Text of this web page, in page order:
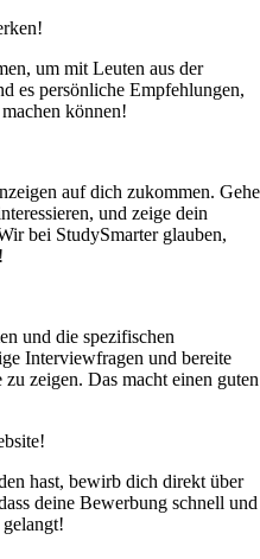
um mit Leuten aus der
es persönliche Empfehlungen,
können!
auf dich zukommen. Gehe
und zeige dein
bei StudySmarter glauben,
und die spezifischen
Interviewfragen und bereite
zeigen. Das macht einen guten
hast, bewirb dich direkt über
deine Bewerbung schnell und